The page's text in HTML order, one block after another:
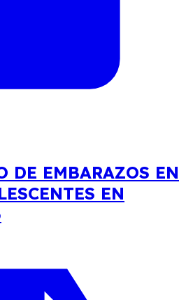
DE EMBARAZOS EN
EN